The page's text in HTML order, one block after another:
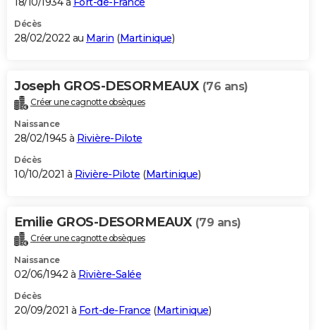
Décès
28/02/2022 au Marin (Martinique)
Joseph GROS-DESORMEAUX (76 ans)
Créer une cagnotte obsèques
Naissance
28/02/1945 à Rivière-Pilote
Décès
10/10/2021 à Rivière-Pilote (Martinique)
Emilie GROS-DESORMEAUX (79 ans)
Créer une cagnotte obsèques
Naissance
02/06/1942 à Rivière-Salée
Décès
20/09/2021 à Fort-de-France (Martinique)